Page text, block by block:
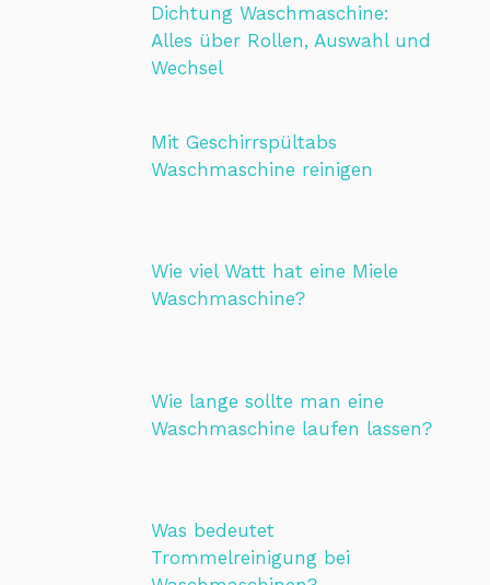
Dichtung Waschmaschine:
Alles über Rollen, Auswahl und
Wechsel
Mit Geschirrspültabs
Waschmaschine reinigen
Wie viel Watt hat eine Miele
Waschmaschine?
Wie lange sollte man eine
Waschmaschine laufen lassen?
Was bedeutet
Trommelreinigung bei